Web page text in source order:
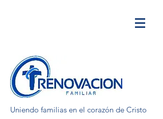
Uniendo familias en el corazón de Cristo